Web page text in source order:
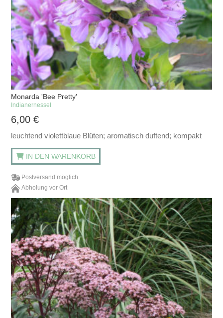
Monarda 'Bee Pretty'
Indianernessel
6,00€
leuchtend violettblaue Blüten; aromatisch duftend; kompakt
IN DEN WARENKORB
Postversand möglich
Abholung vor Ort